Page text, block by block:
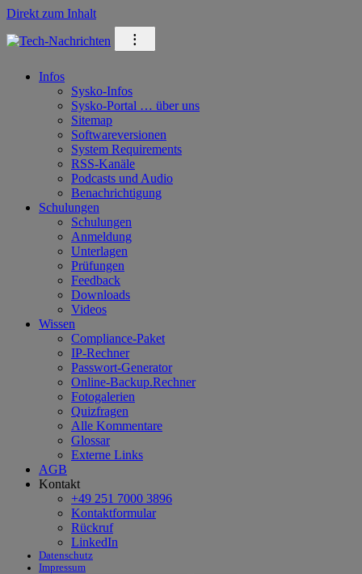
Direkt zum Inhalt
⁝
Infos
Sysko-Infos
Sysko-Portal … über uns
Sitemap
Softwareversionen
System Requirements
RSS-Kanäle
Podcasts und Audio
Benachrichtigung
Schulungen
Schulungen
Anmeldung
Unterlagen
Prüfungen
Feedback
Downloads
Videos
Wissen
Compliance-Paket
IP-Rechner
Passwort-Generator
Online-Backup.Rechner
Fotogalerien
Quizfragen
Alle Kommentare
Glossar
Externe Links
AGB
Kontakt
+49 251 7000 3896
Kontaktformular
Rückruf
LinkedIn
Datenschutz
Impressum